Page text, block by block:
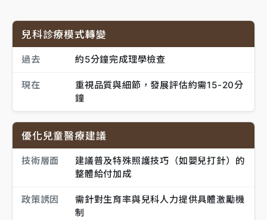
兒科診療模式轉變
過去 約5分鐘完成理學檢查
現在
重視品質與細節，發展評估約需15-20分
鐘
優化兒童醫療建議
技術層面
建議普及特殊照護技巧（如嬰兒打針）的
整體給付加成
政策誘因
需針對生育率與兒科人力提供具體激勵機
制